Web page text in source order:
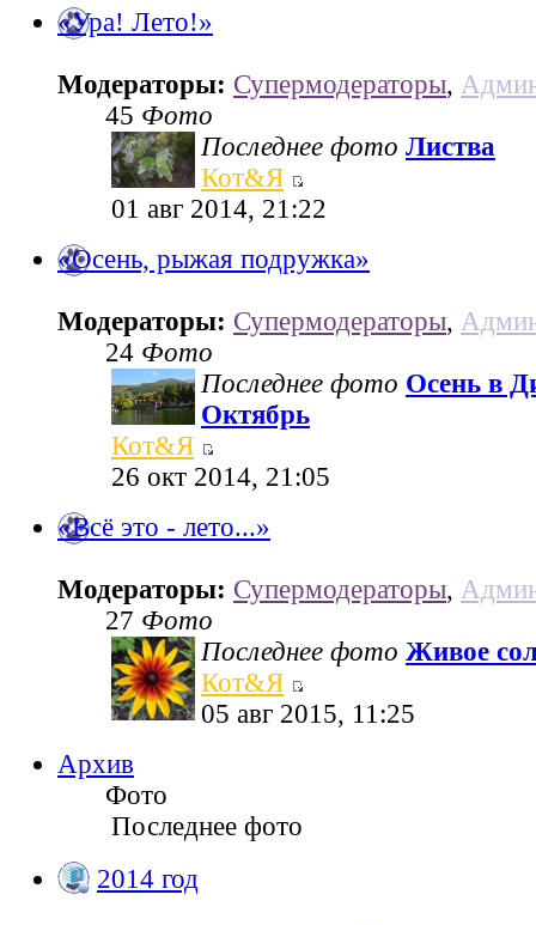
«Ура! Лето!»
Модераторы: Супермодераторы,
45 Фото
Последнее фото Листва
Кот&Я
01 авг 2014, 21:22
«Осень, рыжая подружка»
Модераторы: Супермодераторы,
24 Фото
Последнее фото Осень в
Октябрь
Кот&Я
26 окт 2014, 21:05
«Всё это - лето...»
Модераторы: Супермодераторы,
27 Фото
Последнее фото Живое
Кот&Я
05 авг 2015, 11:25
Архив
Фото
Последнее фото
2014 год